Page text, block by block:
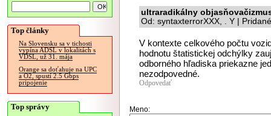
Top články
Na Slovensku sa v tichosti
vypína ADSL v lokalitách s
VDSL, už 31. mája
Orange sa doťahuje na UPC
a O2, spustí 2.5 Gbps
pripojenie
Top správy
ultraradikálny
Od: syntaxterrorXXX, . Y |
V kontexte celkového počtu
hodnotu štatistickej odchýlky
odborného hľadiska priekazne
nezodpovedné.
Odpovedať
Meno: